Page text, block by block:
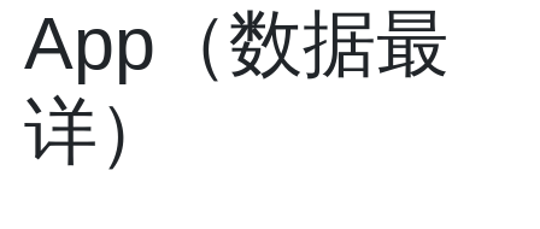
App（数据最
详）